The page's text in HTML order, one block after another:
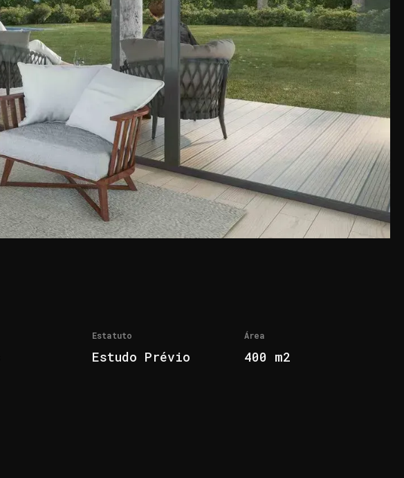
Estatuto
Estudo Prévio
Área
400 m2